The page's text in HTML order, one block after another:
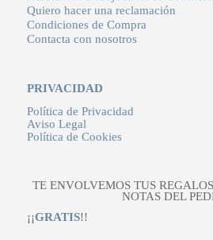
Quiero hacer una reclamación
Condiciones de Compra
Contacta con nosotros
PRIVACIDAD
Política de Privacidad
Aviso Legal
Política de Cookies
TE ENVOLVEMOS TUS
NOTAS DEL
¡¡GRATIS!!